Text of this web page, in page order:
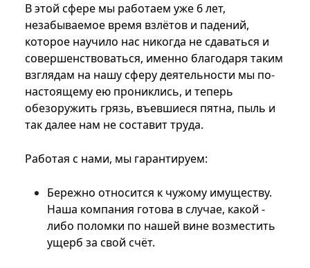
В этой сфере мы работаем уже 6 лет,
незабываемое время взлётов и падений,
которое научило нас никогда не сдаваться и
совершенствоваться, именно благодаря таким
взглядам на нашу сферу деятельности мы по-
настоящему ею прониклись, и теперь
обезоружить грязь, въевшиеся пятна, пыль и
так далее нам не составит труда.
Работая с нами, мы гарантируем:
Бережно относится к чужому имуществу.
Наша компания готова в случае, какой -
либо поломки по нашей вине возместить
ущерб за свой счёт.